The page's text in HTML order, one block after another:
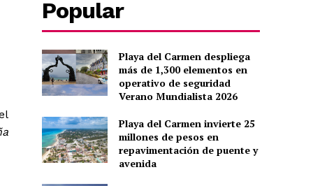
Popular
Playa del Carmen despliega
más de 1,300 elementos en
operativo de seguridad
Verano Mundialista 2026
Playa del Carmen invierte 25
millones de pesos en
repavimentación de puente y
avenida